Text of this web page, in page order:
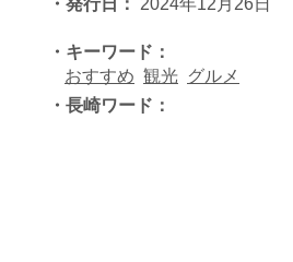
・発行日：
2024年12月26日
・キーワード：
おすすめ 観光 グルメ
・長崎ワード：